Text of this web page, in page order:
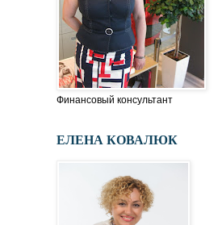
Финансовый консультант
ЕЛЕНА КОВАЛЮК